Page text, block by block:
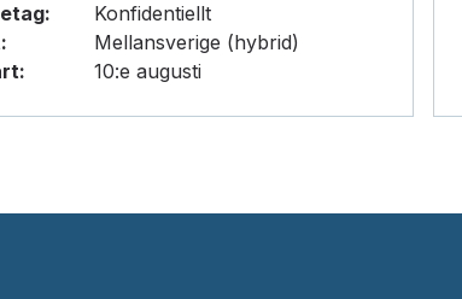
Konfidentiellt
Mellansverige (hybrid)
10:e augusti